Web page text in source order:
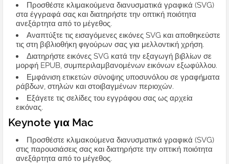
Προσθέστε κλιμακούμενα διανυσματικά γραφικά (SVG)
στα έγγραφά σας και διατηρήστε την οπτική ποιότητα
ανεξάρτητα από το μέγεθος.
Αναπτύξτε τις εισαγόμενες εικόνες SVG και αποθηκεύστε
τις στη βιβλιοθήκη φιγούρων σας για μελλοντική χρήση.
Διατηρήστε εικόνες SVG κατά την εξαγωγή βιβλίων σε
μορφή EPUB, συμπεριλαμβανομένων εικόνων εξωφύλλου.
Εμφάνιση ετικετών σύνοψης υποσυνόλου σε γραφήματα
ράβδων, στηλών και στοιβαγμένων περιοχών.
Εξάγετε τις σελίδες του εγγράφου σας ως αρχεία
εικόνας.
Keynote για Mac
Προσθέστε κλιμακούμενα διανυσματικά γραφικά (SVG)
στις παρουσιάσεις σας και διατηρήστε την οπτική ποιότητα
ανεξάρτητα από το μέγεθος.